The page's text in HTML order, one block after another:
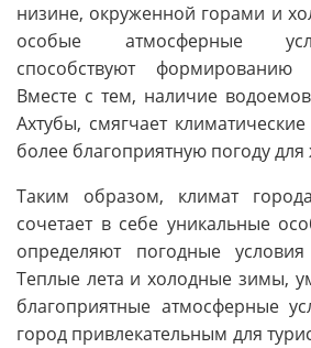
низине, окруженной горами и
особые атмосферные
способствуют формированию
Вместе с тем, наличие
Ахтубы, смягчает
более благоприятную погоду
Таким образом, климат
сочетает в себе уникальные
определяют погодные
Теплые лета и холодные зимы,
благоприятные атмосферные
город привлекательным для